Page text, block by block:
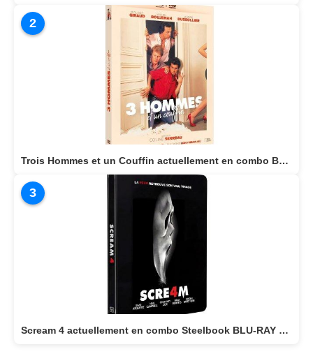
2
Trois Hommes et un Couffin actuellement en combo BLU-RAY/DVD
3
Scream 4 actuellement en combo Steelbook BLU-RAY 4K + BLU-RAY